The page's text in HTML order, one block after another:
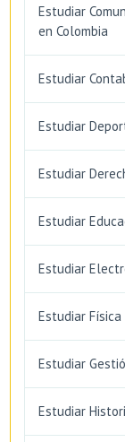
Estudiar
en Colombia
Estudiar
Estudiar
Estudiar
Estudiar
Estudiar
Estudiar Física
Estudiar
Estudiar